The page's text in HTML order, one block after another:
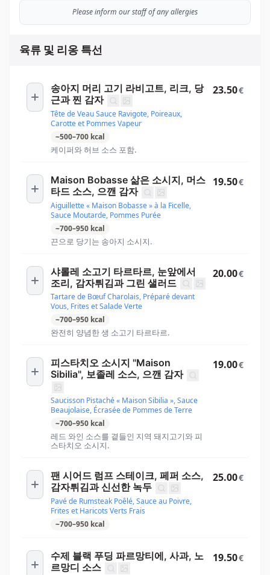
Please inform our staff of any allergies
육류 및 리옹 특선
송아지 머리 고기 라비고트, 리크, 당
근과 찐 감자
Tête de Veau Sauce Ravigote, Poireaux,
Carotte et Pommes Vapeur
~500–700 kcal
케이퍼와 허브 소스 포함.
23.50€
Maison Bobasse 삶은 소시지, 머스
타드 소스, 으깬 감자
Aiguillette « Maison Bobasse » à la Ficelle,
Sauce Moutarde, Pommes Purée
~700–950 kcal
끈으로 당기는 송아지 소시지.
19.50€
샤롤레 소고기 타르타르, 눈앞에서
조리, 감자튀김과 그린 샐러드
Tartare de Bœuf Charolais, Préparé devant
Vous, Frites et Salade Verte
~700–950 kcal
완전히 양념한 생 소고기 타르타르.
20.00€
피스타치오 소시지 "Maison
Sibilia", 보졸레 소스, 으깬 감자
Saucisson Pistaché « Maison Sibilia », Sauce
Beaujolaise, Écrasée de Pommes de Terre
~700–950 kcal
레드 와인 소스를 곁들인 지역 돼지고기와 피
스타치오 소시지.
19.00€
팬 시어드 럼프 스테이크, 페퍼 소스,
감자튀김과 신선한 녹두
Pavé de Rumsteak Poêlé, Sauce au Poivre,
Frites et Haricots Verts Frais
~700–950 kcal
25.00€
수제 블랙 푸딩 파르망티에, 사과, 노
르망디 소스
19.50€